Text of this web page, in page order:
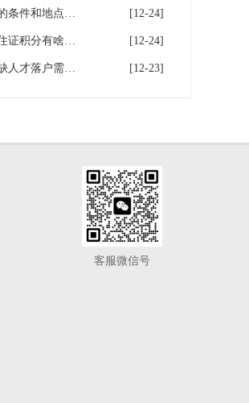
办理上海临港落户的条件和地点（办理上海临港落户的条件和地点要求） [12-24]
二、上海居住证积分有什么用的法律依据（上海市居住证积分有啥用） [12-24]
上海紧缺专业人才落户办理流程是怎样的？（上海紧缺人才落户需要满足的条件） [12-23]
客服微信号